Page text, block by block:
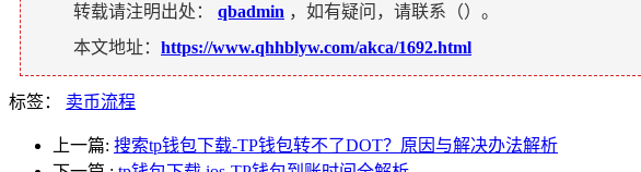
转载请注明出处： qbadmin ，如有疑问，请联系（）。
本文地址： https://www.qhhblyw.com/akca/1692.html
标签： 卖币流程
上一篇: 搜索tp钱包下载-TP钱包转不了DOT？原因与解决办法解析